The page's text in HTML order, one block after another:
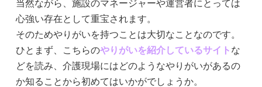
当然ながら、施設のマネージャーや運営者にとっては
心強い存在として重宝されます。
そのためやりがいを持つことは大切なことなのです。
ひとまず、こちらのやりがいを紹介しているサイト な
どを読み、介護現場にはどのようなやりがいがあるの
か知ることから初めてはいかがでしょうか。